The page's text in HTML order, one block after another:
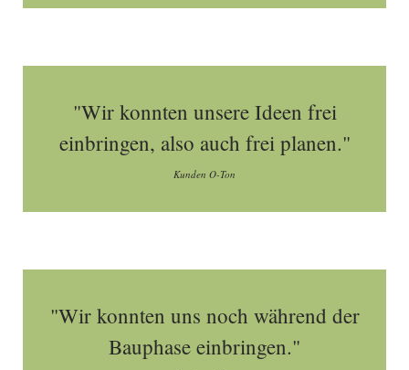
"Wir konnten unsere Ideen frei
einbringen, also auch frei planen."
Kunden O-Ton
"Wir konnten uns noch während der
Bauphase einbringen."